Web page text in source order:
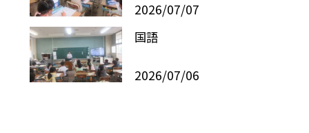
2026/07/07
国語
2026/07/06